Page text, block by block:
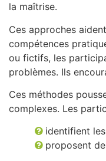
la maîtrise.
Ces approches
compétences
ou fictifs, les
problèmes. Ils
Ces méthodes
complexes. Les
identifient
proposent